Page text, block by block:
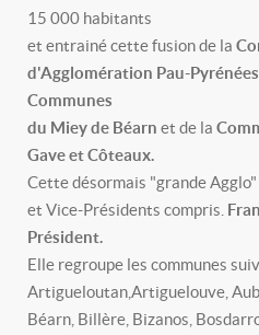
15 000 habitants
et entrainé cette fusion de la
d'Agglomération Pau-Pyrénées
Communes
du Miey de Béarn et de la
Gave et Côteaux.
Cette désormais "grande
et Vice-Présidents compris.
Président.
Elle regroupe les communes
Artigueloutan,Artiguelouve,
Béarn, Billère, Bizanos,